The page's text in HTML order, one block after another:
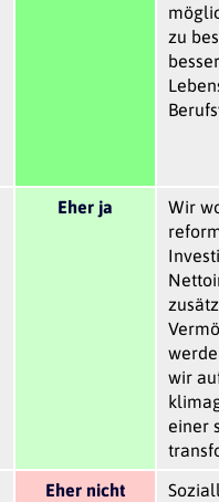
zu
Eher ja
Wir
wir
einer
Eher nicht